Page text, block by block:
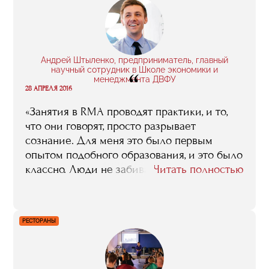
Андрей Штыленко, предприниматель, главный
научный сотрудник в Школе экономики и
менеджмента ДВФУ
“
28 АПРЕЛЯ 2016
«Занятия в RMA проводят практики, и то,
что они говорят, просто разрывает
сознание. Для меня это было первым
опытом подобного образования, и это было
классно. Люди не забивали сознание
менеджерами ключевых компаний
индустрии важна сама по себе. Это
общение не просто дало мне контакты, оно
Читать полностью
РЕСТОРАНЫ